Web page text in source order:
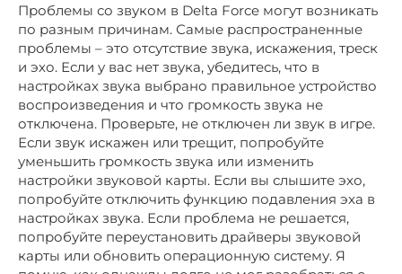
Проблемы со звуком в Delta Force могут возникать
по разным причинам. Самые распространенные
проблемы – это отсутствие звука, искажения, треск
и эхо. Если у вас нет звука, убедитесь, что в
настройках звука выбрано правильное устройство
воспроизведения и что громкость звука не
отключена. Проверьте, не отключен ли звук в игре.
Если звук искажен или трещит, попробуйте
уменьшить громкость звука или изменить
настройки звуковой карты. Если вы слышите эхо,
попробуйте отключить функцию подавления эха в
настройках звука. Если проблема не решается,
попробуйте переустановить драйверы звуковой
карты или обновить операционную систему. Я